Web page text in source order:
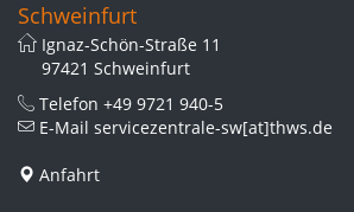
Schweinfurt
Ignaz-Schön-Straße 11
97421 Schweinfurt
Telefon +49 9721 940-5
E-Mail servicezentrale-sw[at]thws.de
Anfahrt